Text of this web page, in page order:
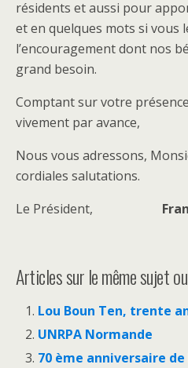
résidents et aussi pour
et en quelques mots si vous
l’encouragement dont nos
grand besoin.
Comptant sur votre
vivement par avance,
Nous vous adressons,
cordiales salutations.
Le Président,
Articles sur le même sujet
Lou Boun Ten, trente
UNRPA Normande
70 ème anniversaire